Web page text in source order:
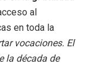
al
en toda la
vocaciones. El
la década de